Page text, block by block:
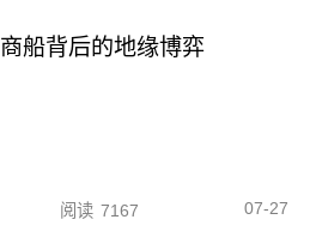
船背后的地缘博弈
阅读 7167 07-27